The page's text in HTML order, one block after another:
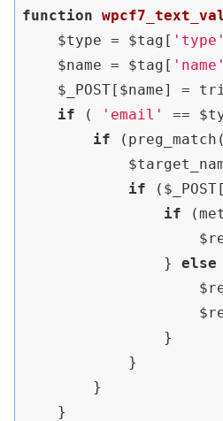
function
    $type = $tag[
'type'
    $name = $tag[
'name'
$_POST[$name] =
if ( 'email' ==
if (preg_match(
if
if
                }
else
                }
            }
        }
    }